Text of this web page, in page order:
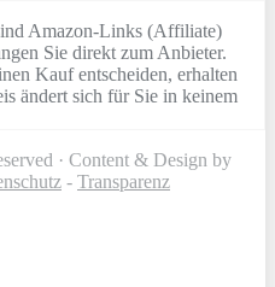
Amazon-Links (Affiliate)
Sie direkt zum Anbieter.
Kauf entscheiden, erhalten
ändert sich für Sie in keinem
· Content & Design by
- Transparenz